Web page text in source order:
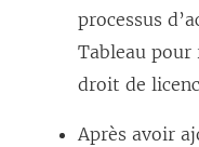
processus
Tableau
droit de
Après avoir